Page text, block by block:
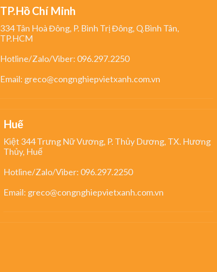
TP.Hồ Chí Minh
334 Tân Hoà Đông, P. Bình Trị Đông, Q.Bình Tân,
TP.HCM
Hotline/Zalo/Viber: 096.297.2250
Email: greco@congnghiepvietxanh.com.vn
Huế
Kiệt 344 Trưng Nữ Vương, P. Thủy Dương, TX. Hương
Thủy, Huế
Hotline/Zalo/Viber: 096.297.2250
Email: greco@congnghiepvietxanh.com.vn